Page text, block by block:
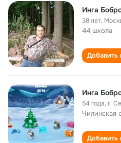
Инга
38 лет,
44 школа
Добавить
Инга
54 года,г.
Чилинская
Добавить